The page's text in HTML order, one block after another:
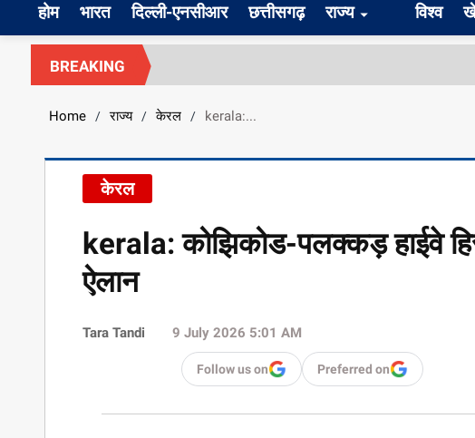
होम भारत दिल्ली-एनसीआर छत्तीसगढ़ राज्य विश्व
BREAKING
Home / राज्य / केरल / kerala:...
केरल
kerala: कोझिकोड-पलक्कड़ हाईवे
ऐलान
Tara Tandi 9 July 2026 5:01 AM
Follow us on Preferred on